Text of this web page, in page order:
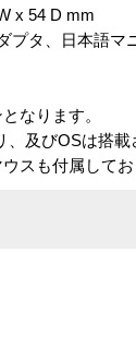
x 54 D mm
プタ、日本語マ
なります。
、及びOSは搭載
スも付属して